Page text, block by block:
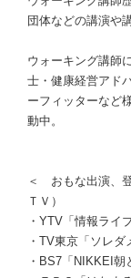
団体などの講演や
ウォーキング講師
士・健康経営アド
ーフィッターなど
動中。
＜ おもな出演、
ＴＶ）
・YTV「情報ライ
・TV東京「ソレダ
・BS7「NIKKEI朝